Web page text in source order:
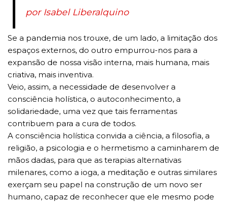
por Isabel Liberalquino
Se a pandemia nos trouxe, de um lado, a limitação dos
espaços externos, do outro empurrou-nos para a
expansão de nossa visão interna, mais humana, mais
criativa, mais inventiva.
Veio, assim, a necessidade de desenvolver a
consciência holística, o autoconhecimento, a
solidariedade, uma vez que tais ferramentas
contribuem para a cura de todos.
A consciência holística convida a ciência, a filosofia, a
religião, a psicologia e o hermetismo a caminharem de
mãos dadas, para que as terapias alternativas
milenares, como a ioga, a meditação e outras similares
exerçam seu papel na construção de um novo ser
humano, capaz de reconhecer que ele mesmo pode